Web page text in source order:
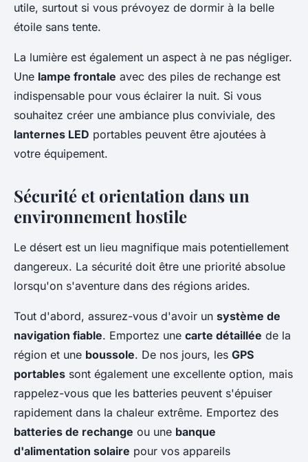
utile, surtout si vous prévoyez de dormir à la belle
étoile sans tente.
La lumière est également un aspect à ne pas négliger.
Une lampe frontale avec des piles de rechange est
indispensable pour vous éclairer la nuit. Si vous
souhaitez créer une ambiance plus conviviale, des
lanternes LED portables peuvent être ajoutées à
votre équipement.
Sécurité et orientation dans un
environnement hostile
Le désert est un lieu magnifique mais potentiellement
dangereux. La sécurité doit être une priorité absolue
lorsqu'on s'aventure dans des régions arides.
Tout d'abord, assurez-vous d'avoir un système de
navigation fiable. Emportez une carte détaillée de la
région et une boussole. De nos jours, les GPS
portables sont également une excellente option, mais
rappelez-vous que les batteries peuvent s'épuiser
rapidement dans la chaleur extrême. Emportez des
batteries de rechange ou une banque
d'alimentation solaire pour vos appareils